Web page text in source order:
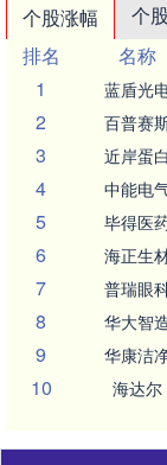
个股涨幅 个
排名
名称
1
蓝盾光
2 百普赛
3 近岸蛋白
4 中能电
5 毕得医
6 海正生
7 普瑞眼
8 华大智
9 华康洁
10 海达尔